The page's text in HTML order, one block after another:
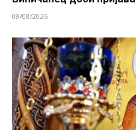
08/08/2026